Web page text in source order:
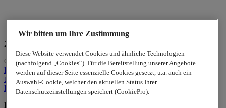
20. Indisches Filmfestival Stuttgart
© 2026www.lappgroup.comPrivacy
Policy Kontakt Impressum Sitemap|Cookie-Einstellungen
to top
LinkedIn
Lapp Insulator is not affiliated with the Lapp Group
Wir bitten um Ihre Zustimmung
Diese Website verwendet Cookies und ähnliche Technologien
(nachfolgend „Cookies“). Für die Bereitstellung unserer Angebote
werden auf dieser Seite essenzielle Cookies gesetzt, u.a. auch ein
Auswahl-Cookie, welcher den aktuellen Status Ihrer
Datenschutzeinstellungen speichert (CookiePro).